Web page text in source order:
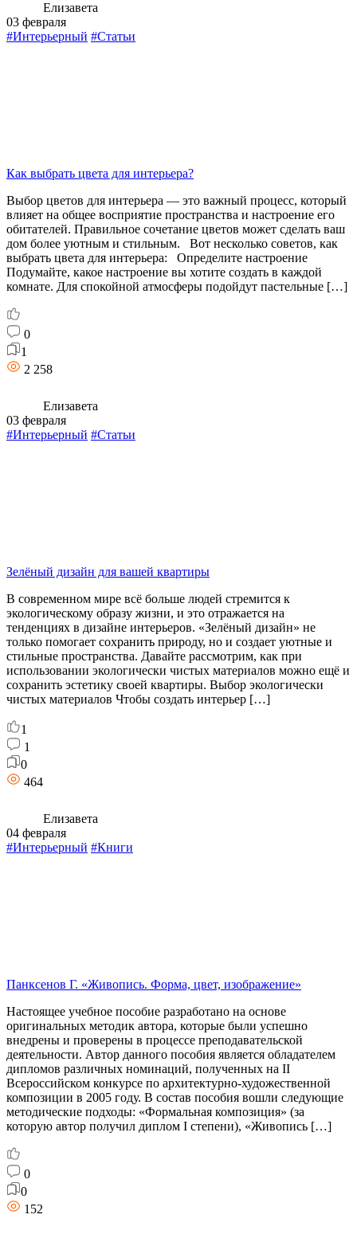
Елизавета
03 февраля
#Интерьерный #Статьи
Как выбрать цвета для интерьера?
Выбор цветов для интерьера — это важный процесс, который
влияет на общее восприятие пространства и настроение его
обитателей. Правильное сочетание цветов может сделать ваш
дом более уютным и стильным. Вот несколько советов, как
выбрать цвета для интерьера: Определите настроение
Подумайте, какое настроение вы хотите создать в каждой
комнате. Для спокойной атмосферы подойдут пастельные […]
0
1
2 258
Елизавета
03 февраля
#Интерьерный #Статьи
Зелёный дизайн для вашей квартиры
В современном мире всё больше людей стремится к
экологическому образу жизни, и это отражается на
тенденциях в дизайне интерьеров. «Зелёный дизайн» не
только помогает сохранить природу, но и создает уютные и
стильные пространства. Давайте рассмотрим, как при
использовании экологически чистых материалов можно ещё и
сохранить эстетику своей квартиры. Выбор экологически
чистых материалов Чтобы создать интерьер […]
1
1
0
464
Елизавета
04 февраля
#Интерьерный #Книги
Панксенов Г. «Живопись. Форма, цвет, изображение»
Настоящее учебное пособие разработано на основе
оригинальных методик автора, которые были успешно
внедрены и проверены в процессе преподавательской
деятельности. Автор данного пособия является обладателем
дипломов различных номинаций, полученных на II
Всероссийском конкурсе по архитектурно-художественной
композиции в 2005 году. В состав пособия вошли следующие
методические подходы: «Формальная композиция» (за
которую автор получил диплом I степени), «Живопись […]
0
0
152